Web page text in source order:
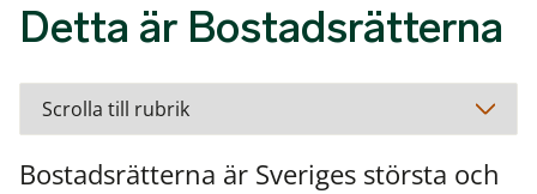
Detta är Bostadsrätterna
Bostadsrätterna är Sveriges största och